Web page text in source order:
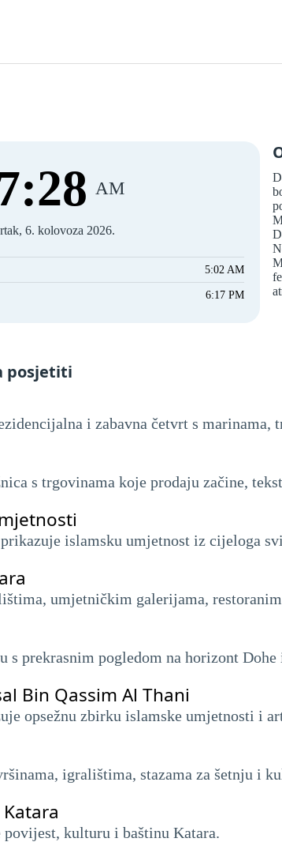
:29 AM
6. kolovoza 2026.
5:02 AM
6:17 PM
posjetiti
i zabavna četvrt s marinama,
s trgovinama koje prodaju začine,
islamsku umjetnost iz cijeloga
umjetničkim galerijama,
s prekrasnim pogledom na horizont
Bin Qassim Al Thani
opsežnu zbirku islamske umjetnosti i
igralištima, stazama za šetnju i
kulturu i baštinu Katara.